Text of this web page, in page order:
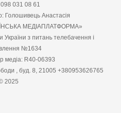
031 08 61
Голошивець Анастасія
МЕДІАПЛАТФОРМА»
з питань телебачення і
№1634
медіа: R40-06393
, буд. 8, 21005 +380953626765
2025